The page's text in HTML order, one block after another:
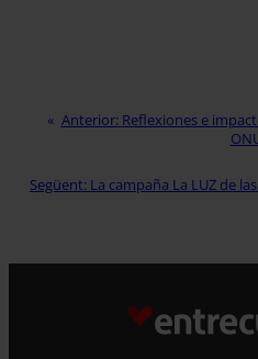
Anterior: Reflexiones e
Següent: La campaña La LUZ de